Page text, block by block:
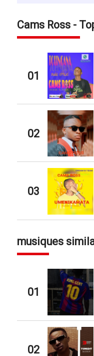
Cams Ross -
01
02
03
musiques
01
02